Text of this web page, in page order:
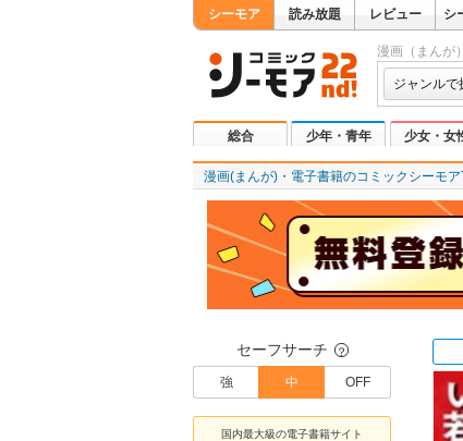
シーモア 読み放題 レビュー シ
漫画（まんが
ジャンルで
総合 少年・青年 少女・女
漫画(まんが)・電子書籍のコミックシーモア
セーフサーチ ？
強 中 OFF
国内最大級の電子書籍サイト